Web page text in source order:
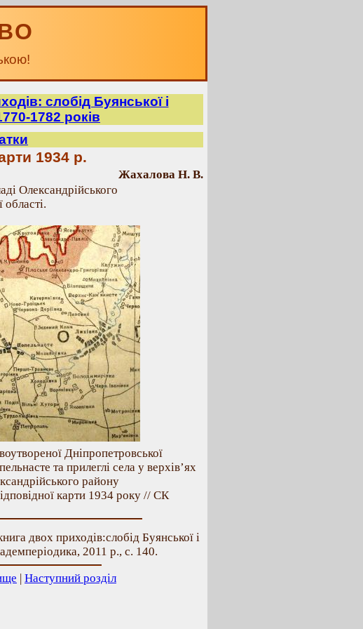
слобід Буянської і
1782 років
1934 р.
Жахалова Н. В.
Олександрійського
Дніпропетровської
та прилеглі села у верхів’ях
району
карти 1934 року // СК
двох приходів:слобід Буянської і
2011 р., с. 140.
| Наступний розділ